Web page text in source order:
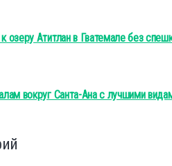
озеру Атитлан в Гватемале без
вокруг Санта-Ана с лучшими